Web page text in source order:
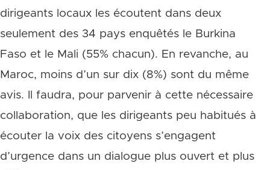
dirigeants locaux les écoutent dans deux
seulement des 34 pays enquêtés le Burkina
Faso et le Mali (55% chacun). En revanche, au
Maroc, moins d’un sur dix (8%) sont du même
avis. Il faudra, pour parvenir à cette nécessaire
collaboration, que les dirigeants peu habitués à
écouter la voix des citoyens s’engagent
d’urgence dans un dialogue plus ouvert et plus